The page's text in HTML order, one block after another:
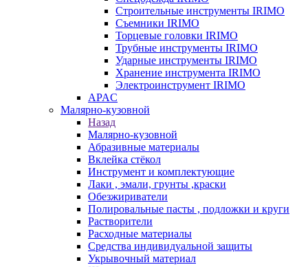
Строительные инструменты IRIMO
Съемники IRIMO
Торцевые головки IRIMO
Трубные инструменты IRIMO
Ударные инструменты IRIMO
Хранение инструмента IRIMO
Электроинструмент IRIMO
APAC
Малярно-кузовной
Назад
Малярно-кузовной
Абразивные материалы
Вклейка стёкол
Инструмент и комплектующие
Лаки , эмали, грунты ,краски
Обезжириватели
Полировальные пасты , подложки и круги
Растворители
Расходные материалы
Средства индивидуальной защиты
Укрывочный материал